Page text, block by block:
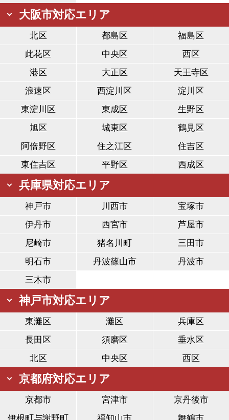
大阪市対応エリア
北区 都島区
福島区
此花区
中央区
西区
港区
大正区
天王寺区
浪速区
西淀川区
淀川区
東淀川区
東成区
生野区
旭区
城東区
鶴見区
阿倍野区
住之江区
住吉区
東住吉区
平野区 西成区
兵庫県対応エリア
神戸市 川西市
宝塚市
伊丹市
西宮市
芦屋市
尼崎市
猪名川町
三田市
明石市
丹波篠山市
丹波市
三木市
神戸市対応エリア
東灘区 灘区
兵庫区
長田区
須磨区
垂水区
北区
中央区 西区
京都府対応エリア
京都市 宮津市
京丹後市